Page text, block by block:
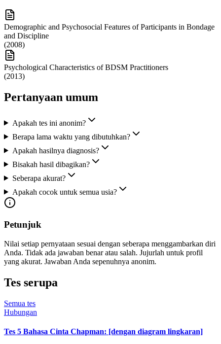
Demographic and Psychosocial Features of Participants in Bondage
and Discipline
(2008)
Psychological Characteristics of BDSM Practitioners
(2013)
Pertanyaan umum
Apakah tes ini anonim?
Berapa lama waktu yang dibutuhkan?
Apakah hasilnya diagnosis?
Bisakah hasil dibagikan?
Seberapa akurat?
Apakah cocok untuk semua usia?
Petunjuk
Nilai setiap pernyataan sesuai dengan seberapa menggambarkan diri
Anda. Tidak ada jawaban benar atau salah. Jujurlah untuk profil
yang akurat. Jawaban Anda sepenuhnya anonim.
Tes serupa
Semua tes
Hubungan
Tes 5 Bahasa Cinta Chapman: [dengan diagram lingkaran]